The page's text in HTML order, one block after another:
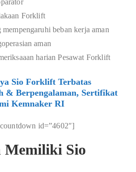
Forklift
beban kerja aman
aman
harian Pesawat Forklift
Sio Forklift Terbatas
& Berpengalaman, Sertifikat
Kemnaker RI
id=”4602″]
Memiliki Sio